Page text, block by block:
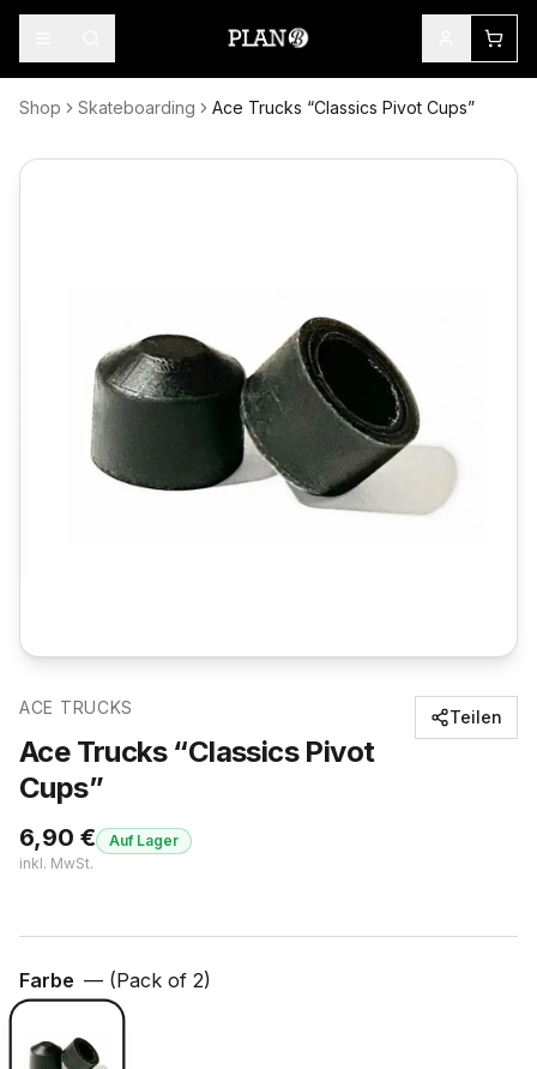
Shop Skateboarding Ace Trucks “Classics Pivot Cups”
ACE TRUCKS
Ace Trucks “Classics Pivot
Cups”
6,90 €
inkl. MwSt.
Auf Lager
Teilen
Farbe — (Pack of 2)